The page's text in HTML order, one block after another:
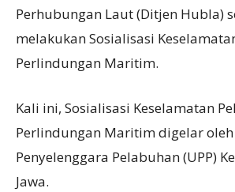
Perhubungan Laut (Ditjen Hubla)
melakukan Sosialisasi
Perlindungan Maritim.
Kali ini, Sosialisasi Keselamatan
Perlindungan Maritim digelar
Penyelenggara Pelabuhan (UPP)
Jawa.